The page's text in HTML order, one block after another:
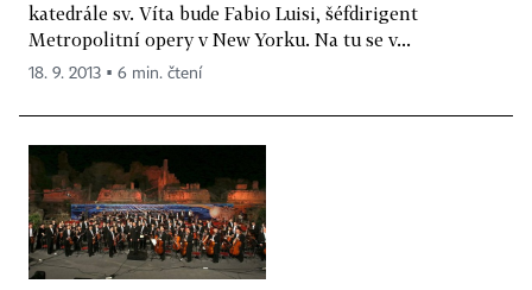
katedrále sv. Víta bude Fabio Luisi, šéfdirigent
Metropolitní opery v New Yorku. Na tu se v...
18. 9. 2013 ▪ 6 min. čtení